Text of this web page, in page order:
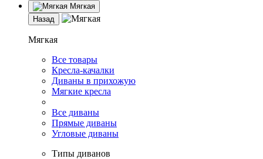
Мягкая
Назад
Мягкая
Все товары
Кресла-качалки
Диваны в прихожую
Мягкие кресла
Все диваны
Прямые диваны
Угловые диваны
Типы диванов